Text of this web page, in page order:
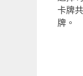
卡牌
牌。